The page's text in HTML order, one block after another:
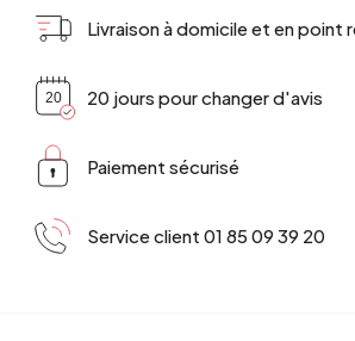
Livraison à domicile et en point
20 jours pour changer d'avis
Paiement sécurisé
Service client 01 85 09 39 20